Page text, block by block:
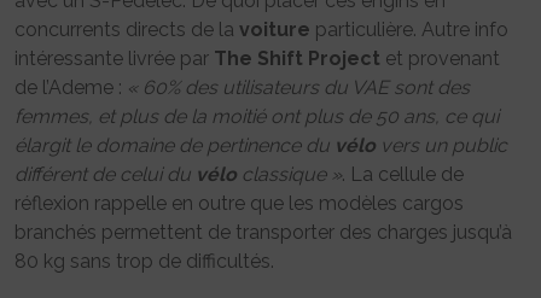
concurrents directs de la voiture particulière. Autre info
intéressante livrée par The Shift Project et provenant
de l’Ademe : « 60% des utilisateurs du VAE sont des
femmes, et plus de la moitié ont plus de 50 ans, ce qui
élargit le domaine de pertinence du vélo vers un public
différent de celui du vélo classique ». La cellule de
réflexion rappelle en outre que les modèles cargos
branchés permettent de transporter des charges jusqu’à
80 kg sans trop de difficultés.